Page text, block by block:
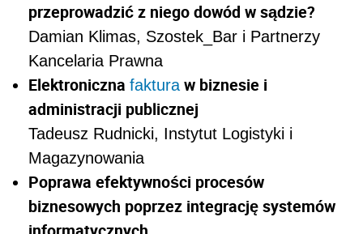
przeprowadzić z niego dowód w sądzie?
Damian Klimas, Szostek_Bar i Partnerzy
Kancelaria Prawna
Elektroniczna fakturaw biznesie i
administracji publicznej
Tadeusz Rudnicki, Instytut Logistyki i
Magazynowania
Poprawa efektywności procesów
biznesowych poprzez integrację systemów